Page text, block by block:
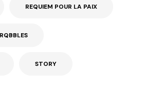
REQUIEM POUR LA PAIX
STORY